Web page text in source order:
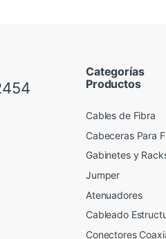
Categorías
Productos
Cables de Fibra
Cabeceras Para
Gabinetes y
Jumper
Atenuadores
Cableado
Conectores